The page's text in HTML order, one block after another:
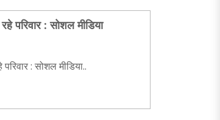
परिवार : सोशल मीडिया
: सोशल मीडिया..